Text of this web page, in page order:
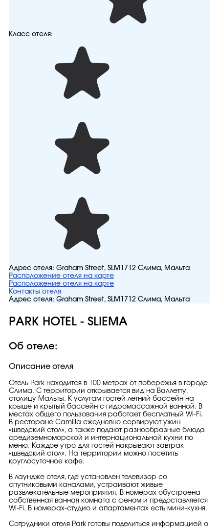
Класс отеля:
Адрес отеля: Graham Street, SLM1712 Слима, Мальта
Расположение отеля на карте
Расположение отеля на карте
Контакты отеля
Адрес отеля: Graham Street, SLM1712 Слима, Мальта
PARK HOTEL - SLIEMA
Об отеле:
Описание отеля
Отель Park находится в 100 метрах от побережья в городе
Слима. С территории открывается вид на Валлетту,
столицу Мальты. К услугам гостей летний бассейн на
крыше и крытый бассейн с гидромассажной ванной. В
местах общего пользования работает бесплатный Wi-Fi.
В ресторане Camilla ежедневно сервируют ужин
«шведский стол», а также подают разнообразные блюда
средиземноморской и интернациональной кухни по
меню. Каждое утро для гостей накрывают завтрак
«шведский стол». На территории можно посетить
круглосуточное кафе.
В лаундже отеля, где установлен телевизор со
спутниковыми каналами, устраивают живые
развлекательные мероприятия. В номерах обустроена
собственная ванная комната с феном и предоставляется
Wi-Fi. В номерах-студио и апартаментах есть мини-кухня.
Сотрудники отеля Park готовы поделиться информацией о